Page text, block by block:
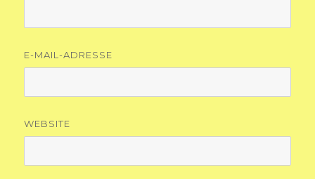
E-MAIL-ADRESSE
WEBSITE